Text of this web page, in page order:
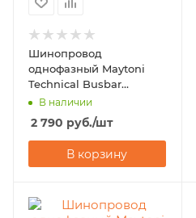
Шинопровод
однофазный Maytoni
Technical Busbar
Trunking TRX004-112B
В наличии
2 790 руб./шт
В корзину